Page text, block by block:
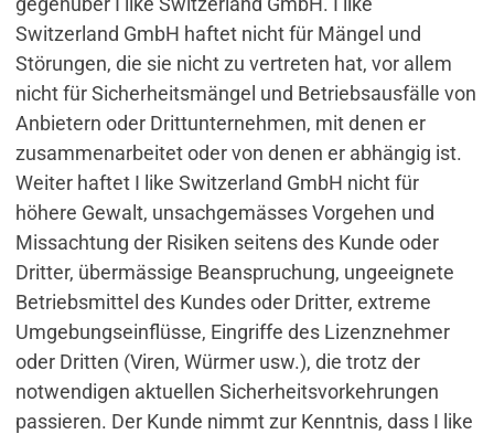
Switzerland GmbH haftet nicht für Mängel und
Störungen, die sie nicht zu vertreten hat, vor allem
nicht für Sicherheitsmängel und Betriebsausfälle von
Anbietern oder Drittunternehmen, mit denen er
zusammenarbeitet oder von denen er abhängig ist.
Weiter haftet I like Switzerland GmbH nicht für
höhere Gewalt, unsachgemässes Vorgehen und
Missachtung der Risiken seitens des Kunde oder
Dritter, übermässige Beanspruchung, ungeeignete
Betriebsmittel des Kundes oder Dritter, extreme
Umgebungseinflüsse, Eingriffe des Lizenznehmer
oder Dritten (Viren, Würmer usw.), die trotz der
notwendigen aktuellen Sicherheitsvorkehrungen
passieren. Der Kunde nimmt zur Kenntnis, dass I like